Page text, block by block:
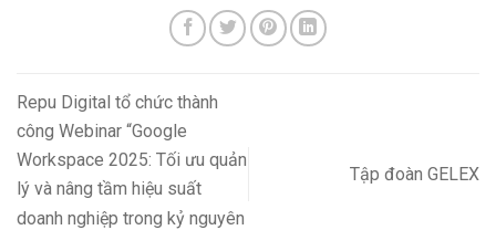
Repu Digital tổ chức thành
công Webinar “Google
Workspace 2025: Tối ưu quản
lý và nâng tầm hiệu suất
doanh nghiệp trong kỷ nguyên
Tập đoàn GELEX